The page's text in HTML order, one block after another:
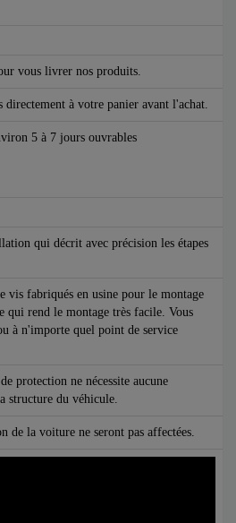
vous livrer nos produits.
à votre panier avant l'achat.
5 à 7 jours ouvrables
qui décrit avec précision les étapes
vis fabriqués en usine pour le montage
qui rend le montage très facile. Vous
à n'importe quel point de service
protection ne nécessite aucune
structure du véhicule.
de la voiture ne seront pas affectées.